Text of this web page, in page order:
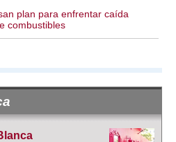
plan para enfrentar caída
combustibles